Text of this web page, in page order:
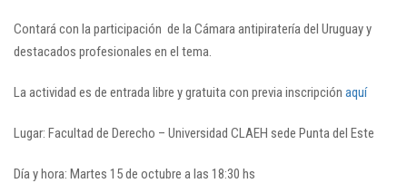
Contará con la participación de la Cámara antipiratería del Uruguay y
destacados profesionales en el tema.
La actividad es de entrada libre y gratuita con previa inscripción aquí
Lugar: Facultad de Derecho – Universidad CLAEH sede Punta del Este
Día y hora: Martes 15 de octubre a las 18:30 hs